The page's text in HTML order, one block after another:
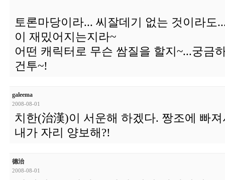
토론마당이라... 씨잘데기 없는 것이라도
이 재밌어지는지라~
어떤 캐릭터로 무슨 쌈질을 할지~...궁금
건투~!
galeema
2008-08-01
치한(治漢)이 서운해 하겠다. 짱조에 빠져
내가 자리 양보해?!
德治
2008-08-01